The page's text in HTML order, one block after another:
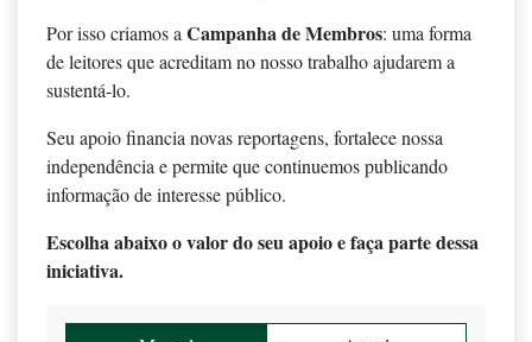
Por isso criamos a Campanha de Membros: uma forma
de leitores que acreditam no nosso trabalho ajudarem a
sustentá-lo.
Seu apoio financia novas reportagens, fortalece nossa
independência e permite que continuemos publicando
informação de interesse público.
Escolha abaixo o valor do seu apoio e faça parte dessa
iniciativa.